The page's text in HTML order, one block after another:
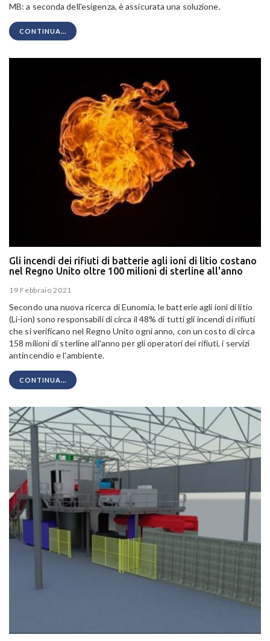
MB: a seconda dell'esigenza, è assicurata una soluzione.
CONTINUA...
Gli incendi dei rifiuti di batterie agli ioni di litio costano
nel Regno Unito oltre 100 milioni di sterline all'anno
19 Febbraio 2021
Secondo una nuova ricerca di Eunomia, le batterie agli ioni di litio
(Li-ion) sono responsabili di circa il 48% di tutti gli incendi di rifiuti
che si verificano nel Regno Unito ogni anno, con un costo di circa
158 milioni di sterline all'anno per gli operatori dei rifiuti, i servizi
antincendio e l'ambiente.
CONTINUA...